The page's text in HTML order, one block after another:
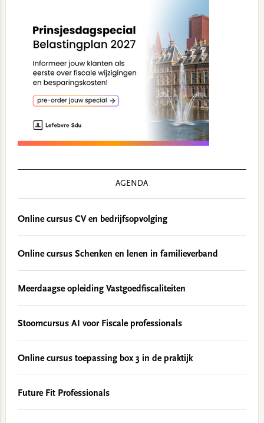
AGENDA
Online cursus CV en bedrijfsopvolging
Online cursus Schenken en lenen in familieverband
Meerdaagse opleiding Vastgoedfiscaliteiten
Stoomcursus AI voor Fiscale professionals
Online cursus toepassing box 3 in de praktijk
Future Fit Professionals